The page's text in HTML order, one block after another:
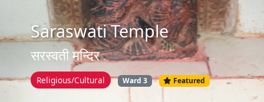
Saraswati Temple
सरस्वती मन्दिर
Religious/Cultural Ward 3 Featured